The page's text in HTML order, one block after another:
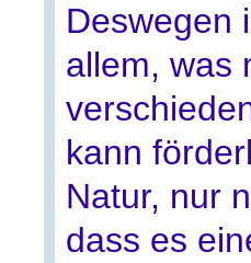
Deswegen
allem, was
kann
Natur, nur
dass es